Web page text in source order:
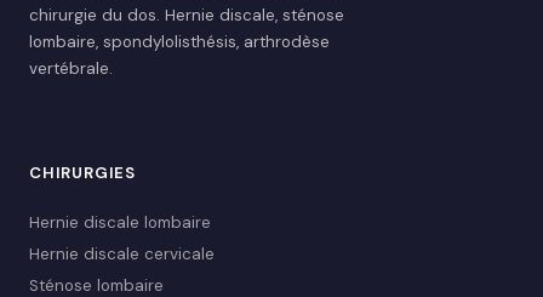
chirurgie du dos. Hernie discale, sténose
lombaire, spondylolisthésis, arthrodèse
vertébrale.
CHIRURGIES
Hernie discale lombaire
Hernie discale cervicale
Sténose lombaire